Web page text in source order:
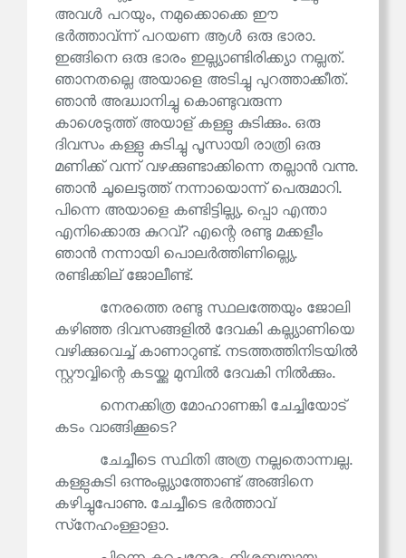
അവൾ പറയും, നമുക്കൊക്കെ ഈ
ഭർത്താവ്ന്ന് പറയണ ആൾ ഒരു ഭാരാ.
ഇങ്ങിനെ ഒരു ഭാരം ഇല്ല്യാണ്ടിരിക്ക്യാ നല്ലത്.
ഞാനതല്ലെ അയാളെ അടിച്ചു പുറത്താക്കീത്.
ഞാൻ അദ്ധ്വാനിച്ചു കൊണ്ടുവരുന്ന
കാശെടുത്ത് അയാള് കള്ളു കുടിക്കും. ഒരു
ദിവസം കള്ളു കുടിച്ചു പൂസായി രാത്രി ഒരു
മണിക്ക് വന്ന് വഴക്കുണ്ടാക്കിന്നെ തല്ലാൻ വന്നു.
ഞാൻ ചൂലെടുത്ത് നന്നായൊന്ന് പെരുമാറി.
പിന്നെ അയാളെ കണ്ടിട്ടില്ല്യ. പ്പൊ എന്താ
എനിക്കൊരു കുറവ്? എന്റെ രണ്ടു മക്കളീം
ഞാൻ നന്നായി പൊലർത്തിണില്ല്യെ.
രണ്ടിക്കില് ജോലീണ്ട്.
നേരത്തെ രണ്ടു സ്ഥലത്തേയും ജോലി
കഴിഞ്ഞ ദിവസങ്ങളിൽ ദേവകി കല്ല്യാണിയെ
വഴിക്കുവെച്ച് കാണാറുണ്ട്. നടത്തത്തിനിടയിൽ
സ്റ്റൗവ്വിന്റെ കടയ്ക്കു മുമ്പിൽ ദേവകി നിൽക്കും.
നെനക്കിത്ര മോഹാണങ്കി ചേച്ചിയോട്
കടം വാങ്ങിക്കൂടെ?
ചേച്ചീടെ സ്ഥിതി അത്ര നല്ലതൊന്ന്വല്ല.
കള്ളുകുടി ഒന്നുംല്ല്യാത്തോണ്ട് അങ്ങിനെ
കഴിച്ചുപോണു. ചേച്ചീടെ ഭർത്താവ്
സ്‌നേഹംള്ളാളാ.